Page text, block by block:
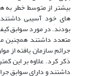
بیشتر از متوسط خطر به
های خود آسیبی
بودند. در مورد سوابق
متعدد داشتند همچنین
جرائم سازمان یافته از
ذکر کرد. علاوه بر این
داشتند و دارای سوابق